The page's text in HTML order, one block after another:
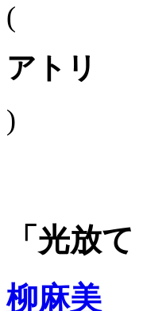
(
アトリ
)
「光放て
柳麻美